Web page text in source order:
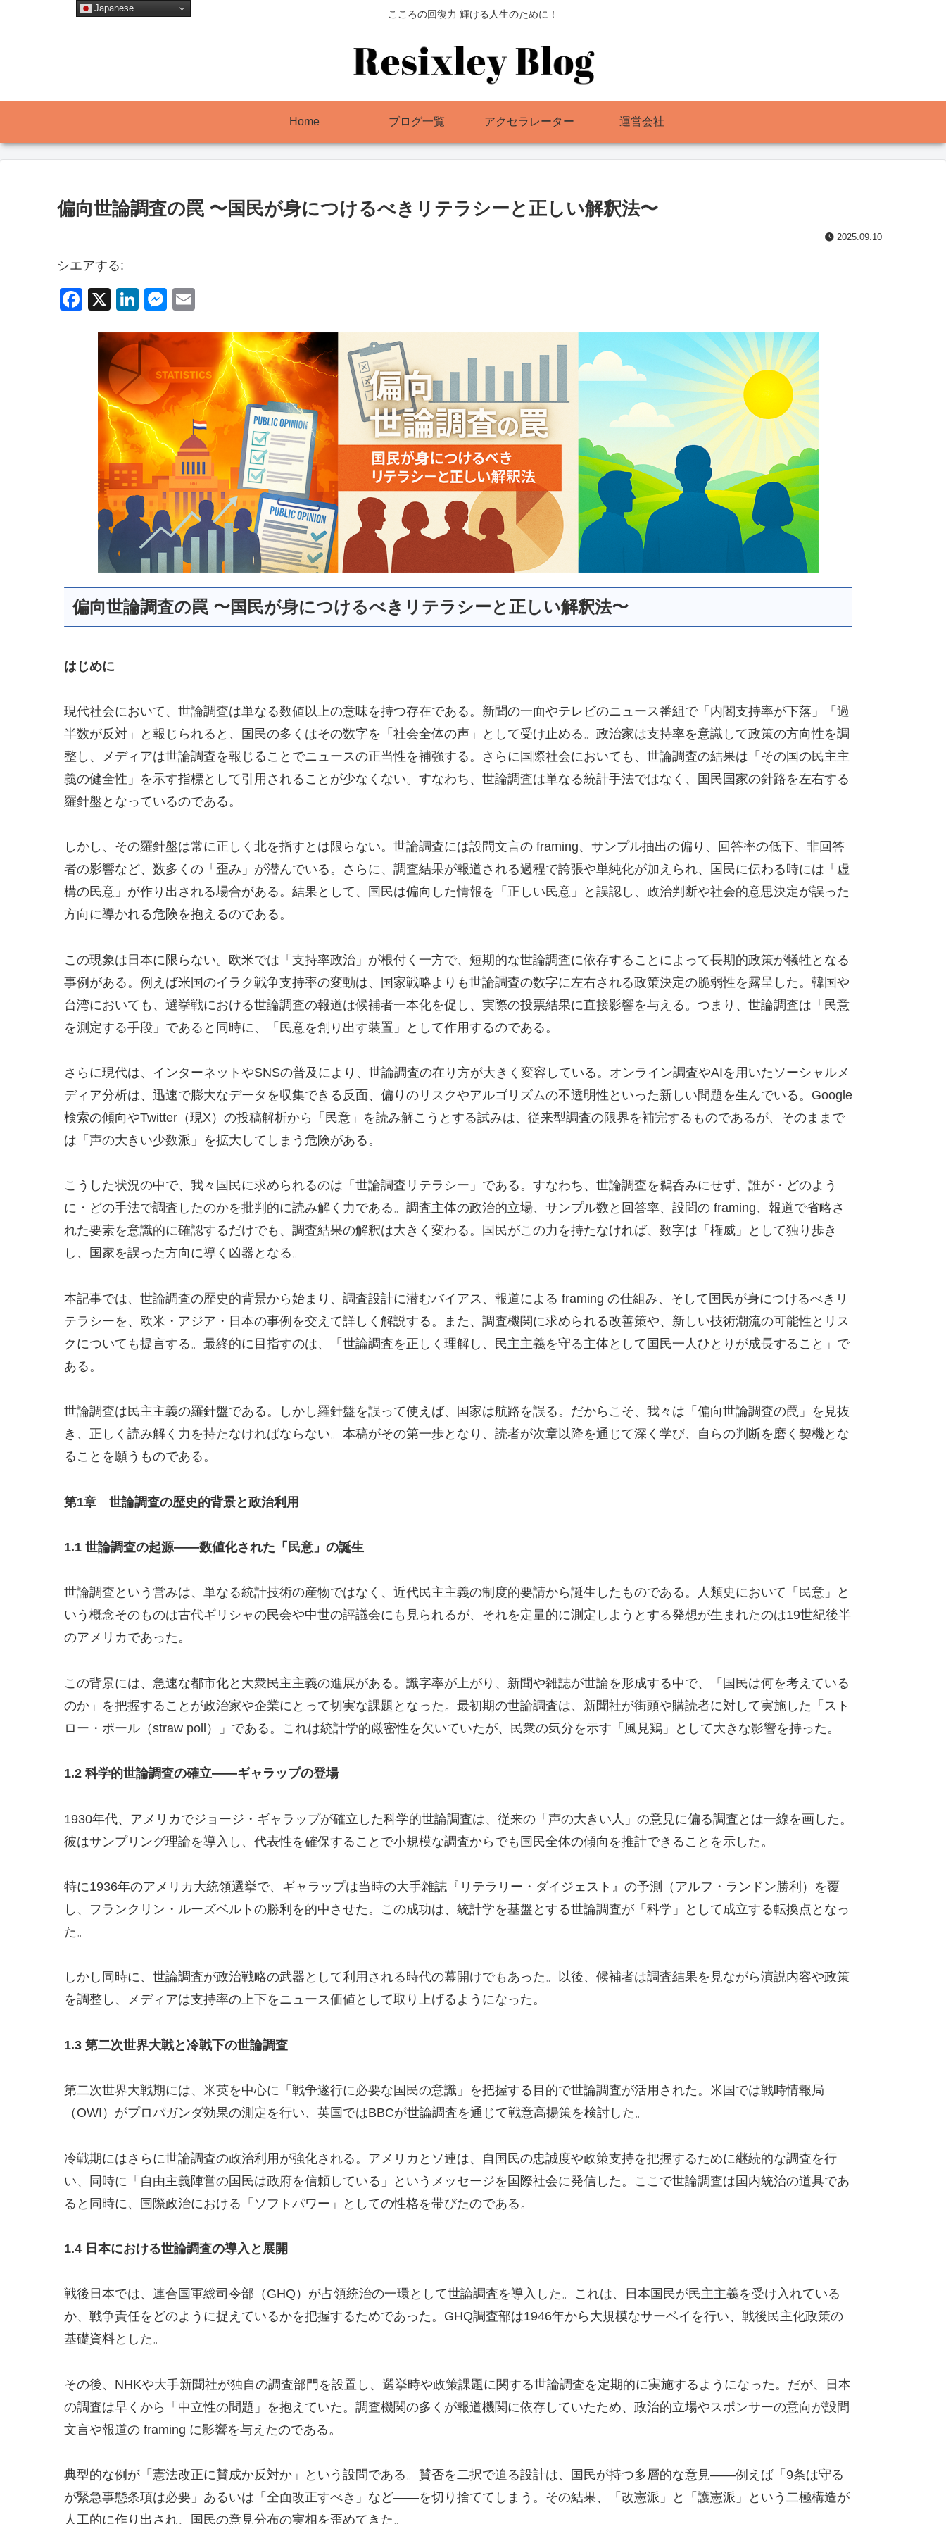
こころの回復力 輝ける人生のために！
Home ブログ一覧 アクセラレーター 運営会社
偏向世論調査の罠 〜国民が身につけるべきリテラシーと正しい解釈法〜
2025.09.10
シエアする:
F
X
Li
k
dI
n
M
ss
e
n
g
er
偏向世論調査の罠 〜国民が身につけるべきリテラシーと正しい解釈法〜
はじめに
現代社会において、世論調査は単なる数値以上の意味を持つ存在である。新聞の一面やテレビのニュース番組で「内閣支持率が下落」「過
半数が反対」と報じられると、国民の多くはその数字を「社会全体の声」として受け止める。政治家は支持率を意識して政策の方向性を調
整し、メディアは世論調査を報じることでニュースの正当性を補強する。さらに国際社会においても、世論調査の結果は「その国の民主主
義の健全性」を示す指標として引用されることが少なくない。すなわち、世論調査は単なる統計手法ではなく、国民国家の針路を左右する
羅針盤となっているのである。
しかし、その羅針盤は常に正しく北を指すとは限らない。世論調査には設問文言の framing、サンプル抽出の偏り、回答率の低下、非回答
者の影響など、数多くの「歪み」が潜んでいる。さらに、調査結果が報道される過程で誇張や単純化が加えられ、国民に伝わる時には「虚
構の民意」が作り出される場合がある。結果として、国民は偏向した情報を「正しい民意」と誤認し、政治判断や社会的意思決定が誤った
方向に導かれる危険を抱えるのである。
この現象は日本に限らない。欧米では「支持率政治」が根付く一方で、短期的な世論調査に依存することによって長期的政策が犠牲となる
事例がある。例えば米国のイラク戦争支持率の変動は、国家戦略よりも世論調査の数字に左右される政策決定の脆弱性を露呈した。韓国や
台湾においても、選挙戦における世論調査の報道は候補者一本化を促し、実際の投票結果に直接影響を与える。つまり、世論調査は「民意
を測定する手段」であると同時に、「民意を創り出す装置」として作用するのである。
さらに現代は、インターネットやSNSの普及により、世論調査の在り方が大きく変容している。オンライン調査やAIを用いたソーシャルメ
ディア分析は、迅速で膨大なデータを収集できる反面、偏りのリスクやアルゴリズムの不透明性といった新しい問題を生んでいる。Google
検索の傾向やTwitter（現X）の投稿解析から「民意」を読み解こうとする試みは、従来型調査の限界を補完するものであるが、そのままで
は「声の大きい少数派」を拡大してしまう危険がある。
こうした状況の中で、我々国民に求められるのは「世論調査リテラシー」である。すなわち、世論調査を鵜呑みにせず、誰が・どのよう
に・どの手法で調査したのかを批判的に読み解く力である。調査主体の政治的立場、サンプル数と回答率、設問の framing、報道で省略さ
れた要素を意識的に確認するだけでも、調査結果の解釈は大きく変わる。国民がこの力を持たなければ、数字は「権威」として独り歩き
し、国家を誤った方向に導く凶器となる。
本記事では、世論調査の歴史的背景から始まり、調査設計に潜むバイアス、報道による framing の仕組み、そして国民が身につけるべきリ
テラシーを、欧米・アジア・日本の事例を交えて詳しく解説する。また、調査機関に求められる改善策や、新しい技術潮流の可能性とリス
クについても提言する。最終的に目指すのは、「世論調査を正しく理解し、民主主義を守る主体として国民一人ひとりが成長すること」で
ある。
世論調査は民主主義の羅針盤である。しかし羅針盤を誤って使えば、国家は航路を誤る。だからこそ、我々は「偏向世論調査の罠」を見抜
き、正しく読み解く力を持たなければならない。本稿がその第一歩となり、読者が次章以降を通じて深く学び、自らの判断を磨く契機とな
ることを願うものである。
第1章 世論調査の歴史的背景と政治利用
1.1 世論調査の起源――数値化された「民意」の誕生
世論調査という営みは、単なる統計技術の産物ではなく、近代民主主義の制度的要請から誕生したものである。人類史において「民意」と
いう概念そのものは古代ギリシャの民会や中世の評議会にも見られるが、それを定量的に測定しようとする発想が生まれたのは19世紀後半
のアメリカであった。
この背景には、急速な都市化と大衆民主主義の進展がある。識字率が上がり、新聞や雑誌が世論を形成する中で、「国民は何を考えている
のか」を把握することが政治家や企業にとって切実な課題となった。最初期の世論調査は、新聞社が街頭や購読者に対して実施した「スト
ロー・ポール（straw poll）」である。これは統計学的厳密性を欠いていたが、民衆の気分を示す「風見鶏」として大きな影響を持った。
1.2 科学的世論調査の確立――ギャラップの登場
1930年代、アメリカでジョージ・ギャラップが確立した科学的世論調査は、従来の「声の大きい人」の意見に偏る調査とは一線を画した。
彼はサンプリング理論を導入し、代表性を確保することで小規模な調査からでも国民全体の傾向を推計できることを示した。
特に1936年のアメリカ大統領選挙で、ギャラップは当時の大手雑誌『リテラリー・ダイジェスト』の予測（アルフ・ランドン勝利）を覆
し、フランクリン・ルーズベルトの勝利を的中させた。この成功は、統計学を基盤とする世論調査が「科学」として成立する転換点となっ
た。
しかし同時に、世論調査が政治戦略の武器として利用される時代の幕開けでもあった。以後、候補者は調査結果を見ながら演説内容や政策
を調整し、メディアは支持率の上下をニュース価値として取り上げるようになった。
1.3 第二次世界大戦と冷戦下の世論調査
第二次世界大戦期には、米英を中心に「戦争遂行に必要な国民の意識」を把握する目的で世論調査が活用された。米国では戦時情報局
（OWI）がプロパガンダ効果の測定を行い、英国ではBBCが世論調査を通じて戦意高揚策を検討した。
冷戦期にはさらに世論調査の政治利用が強化される。アメリカとソ連は、自国民の忠誠度や政策支持を把握するために継続的な調査を行
い、同時に「自由主義陣営の国民は政府を信頼している」というメッセージを国際社会に発信した。ここで世論調査は国内統治の道具であ
ると同時に、国際政治における「ソフトパワー」としての性格を帯びたのである。
1.4 日本における世論調査の導入と展開
戦後日本では、連合国軍総司令部（GHQ）が占領統治の一環として世論調査を導入した。これは、日本国民が民主主義を受け入れている
か、戦争責任をどのように捉えているかを把握するためであった。GHQ調査部は1946年から大規模なサーベイを行い、戦後民主化政策の
基礎資料とした。
その後、NHKや大手新聞社が独自の調査部門を設置し、選挙時や政策課題に関する世論調査を定期的に実施するようになった。だが、日本
の調査は早くから「中立性の問題」を抱えていた。調査機関の多くが報道機関に依存していたため、政治的立場やスポンサーの意向が設問
文言や報道の framing に影響を与えたのである。
典型的な例が「憲法改正に賛成か反対か」という設問である。賛否を二択で迫る設計は、国民が持つ多層的な意見――例えば「9条は守る
が緊急事態条項は必要」あるいは「全面改正すべき」など――を切り捨ててしまう。その結果、「改憲派」と「護憲派」という二極構造が
人工的に作り出され、国民の意見分布の実相を歪めてきた。
Japanese